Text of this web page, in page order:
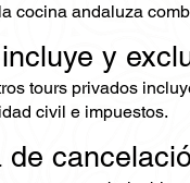
cocina andaluza
y
tours privados
civil e impuestos.
de